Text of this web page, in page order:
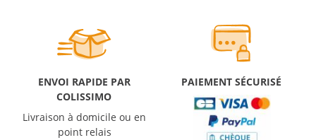
ENVOI RAPIDE PAR
COLISSIMO
Livraison à domicile ou en
point relais
PAIEMENT SÉCURISÉ